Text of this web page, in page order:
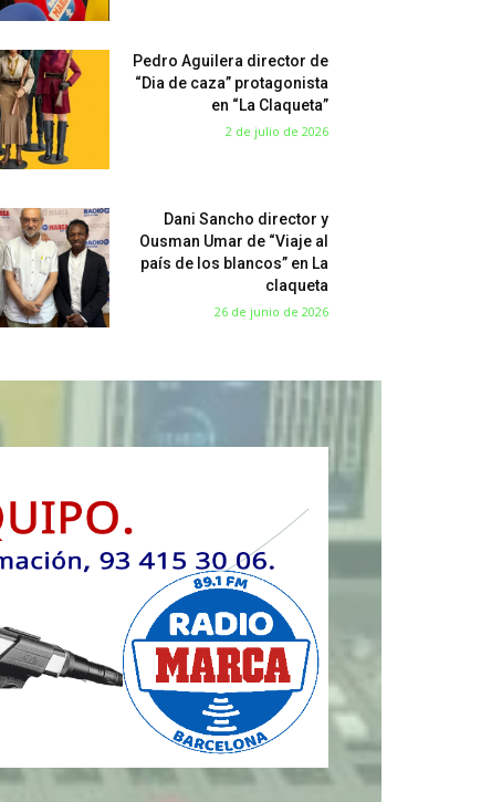
Pedro Aguilera director de
“Dia de caza” protagonista
en “La Claqueta”
2 de julio de 2026
Dani Sancho director y
Ousman Umar de “Viaje al
país de los blancos” en La
claqueta
26 de junio de 2026